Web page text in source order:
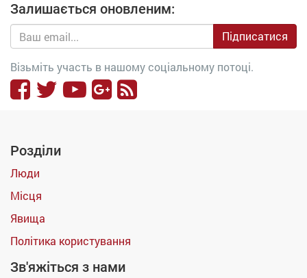
Залишається оновленим:
Підписатися
Візьміть участь в нашому соціальному потоці.
Розділи
Люди
Місця
Явища
Політика користування
Зв'яжіться з нами